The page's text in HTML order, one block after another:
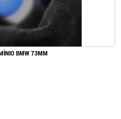
BMW 73MM